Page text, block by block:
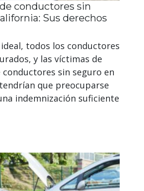
conductores sin
Sus derechos
todos los conductores
y las víctimas de
conductores sin seguro en
que preocuparse
indemnización suficiente